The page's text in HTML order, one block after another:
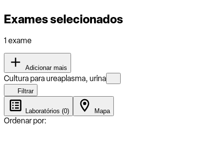
Exames selecionados
1 exame
Adicionar mais
Cultura para ureaplasma, urina
Filtrar
Laboratórios (0) Mapa
Ordenar por: